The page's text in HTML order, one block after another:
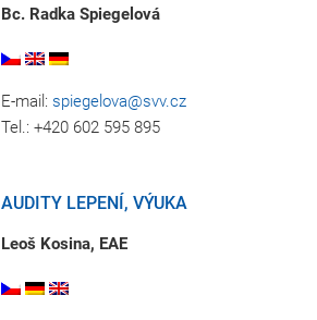
Bc. Radka Spiegelová
E-mail: spiegelova@svv.cz
Tel.: +420 602 595 895
AUDITY LEPENÍ, VÝUKA
Leoš Kosina, EAE